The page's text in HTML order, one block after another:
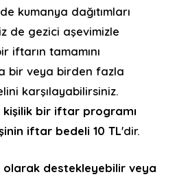
kumanya dağıtımları
de gezici aşevimizle
iftarın tamamını
bir veya birden fazla
karşılayabilirsiniz.
kişilik bir iftar programı
iftar bedeli 10 TL'dir.
destekleyebilir veya